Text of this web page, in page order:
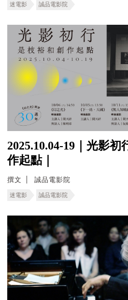
迷電影 誠品電影院
2025.10.04-19｜光影初
作起點｜
撰文 誠品電影院
迷電影 誠品電影院